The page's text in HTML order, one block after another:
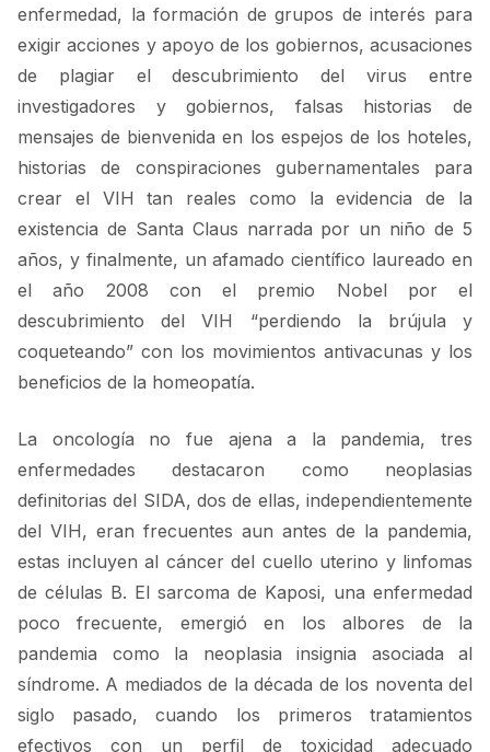
enfermedad, la formación de grupos de interés para
exigir acciones y apoyo de los gobiernos, acusaciones
de plagiar el descubrimiento del virus entre
investigadores y gobiernos, falsas historias de
mensajes de bienvenida en los espejos de los hoteles,
historias de conspiraciones gubernamentales para
crear el VIH tan reales como la evidencia de la
existencia de Santa Claus narrada por un niño de 5
años, y finalmente, un afamado científico laureado en
el año 2008 con el premio Nobel por el
descubrimiento del VIH “perdiendo la brújula y
coqueteando” con los movimientos antivacunas y los
beneficios de la homeopatía.
La oncología no fue ajena a la pandemia, tres
enfermedades destacaron como neoplasias
definitorias del SIDA, dos de ellas, independientemente
del VIH, eran frecuentes aun antes de la pandemia,
estas incluyen al cáncer del cuello uterino y linfomas
de células B. El sarcoma de Kaposi, una enfermedad
poco frecuente, emergió en los albores de la
pandemia como la neoplasia insignia asociada al
síndrome. A mediados de la década de los noventa del
siglo pasado, cuando los primeros tratamientos
efectivos con un perfil de toxicidad adecuado